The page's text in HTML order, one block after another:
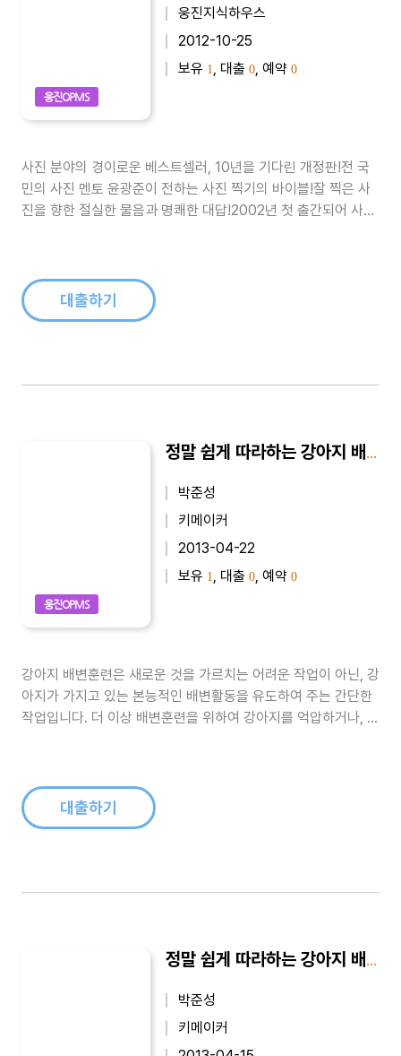
웅진OPMS
웅진지식하우스
2012-10-25
보유 1 , 대출 0 , 예약 0
사진 분야의 경이로운 베스트셀러, 10년을 기다린 개정판!전 국
민의 사진 멘토 윤광준이 전하는 사진 찍기의 바이블!잘 찍은 사
진을 향한 절실한 물음과 명쾌한 대답!2002년 첫 출간되어 사진
춰 필름 카메..
대출하기
웅진OPMS
정말 쉽게 따라하는 강아지 배변훈련 - 전업주부 편
박준성
키메이커
2013-04-22
보유 1 , 대출 0 , 예약 0
강아지 배변훈련은 새로운 것을 가르치는 어려운 작업이 아닌, 강
아지가 가지고 있는 본능적인 배변활동을 유도하여 주는 간단한
작업입니다. 더 이상 배변훈련을 위하여 강아지를 억압하거나, 신
니다. 일상적인 생활 속..
대출하기
정말 쉽게 따라하는 강아지 배변훈련 - 특별구성(종합편)
박준성
키메이커